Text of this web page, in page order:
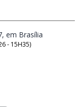
em Brasília
- 15H35)